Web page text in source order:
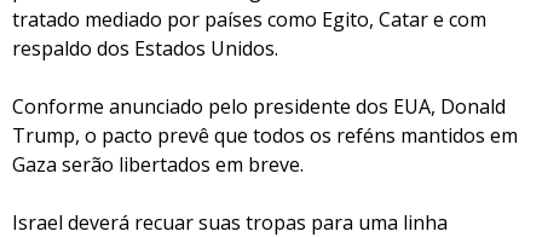
tratado mediado por países como Egito, Catar e com
respaldo dos Estados Unidos.
Conforme anunciado pelo presidente dos EUA, Donald
Trump, o pacto prevê que todos os reféns mantidos em
Gaza serão libertados em breve.
Israel deverá recuar suas tropas para uma linha